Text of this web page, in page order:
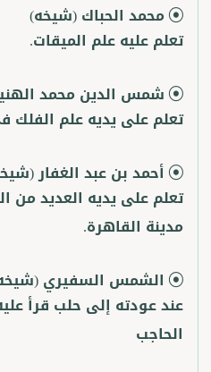
محمد الحباك(شيخه)
تعلم عليه علم الميقات.
شمس الدين محمد
تعلم على يديه علم الفلك
أحمد بن عبد الغفار
تعلم على يديه العديد من
مدينة القاهرة.
الشمس السفيري
عند عودته إلى حلب قرأ
الحاجب